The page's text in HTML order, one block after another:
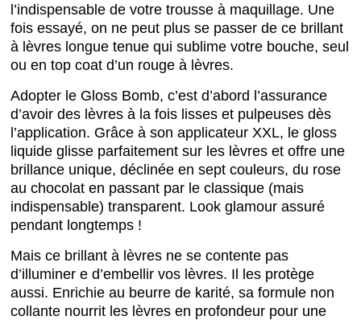
l’indispensable de votre trousse à maquillage. Une
fois essayé, on ne peut plus se passer de ce brillant
à lèvres longue tenue qui sublime votre bouche, seul
ou en top coat d’un rouge à lèvres.
Adopter le Gloss Bomb, c’est d’abord l’assurance
d’avoir des lèvres à la fois lisses et pulpeuses dès
l’application. Grâce à son applicateur XXL, le gloss
liquide glisse parfaitement sur les lèvres et offre une
brillance unique, déclinée en sept couleurs, du rose
au chocolat en passant par le classique (mais
indispensable) transparent. Look glamour assuré
pendant longtemps !
Mais ce brillant à lèvres ne se contente pas
d’illuminer e d’embellir vos lèvres. Il les protège
aussi. Enrichie au beurre de karité, sa formule non
collante nourrit les lèvres en profondeur pour une